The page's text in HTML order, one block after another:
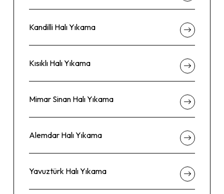
Kandilli Halı Yıkama
Kısıklı Halı Yıkama
Mimar Sinan Halı Yıkama
Alemdar Halı Yıkama
Yavuztürk Halı Yıkama